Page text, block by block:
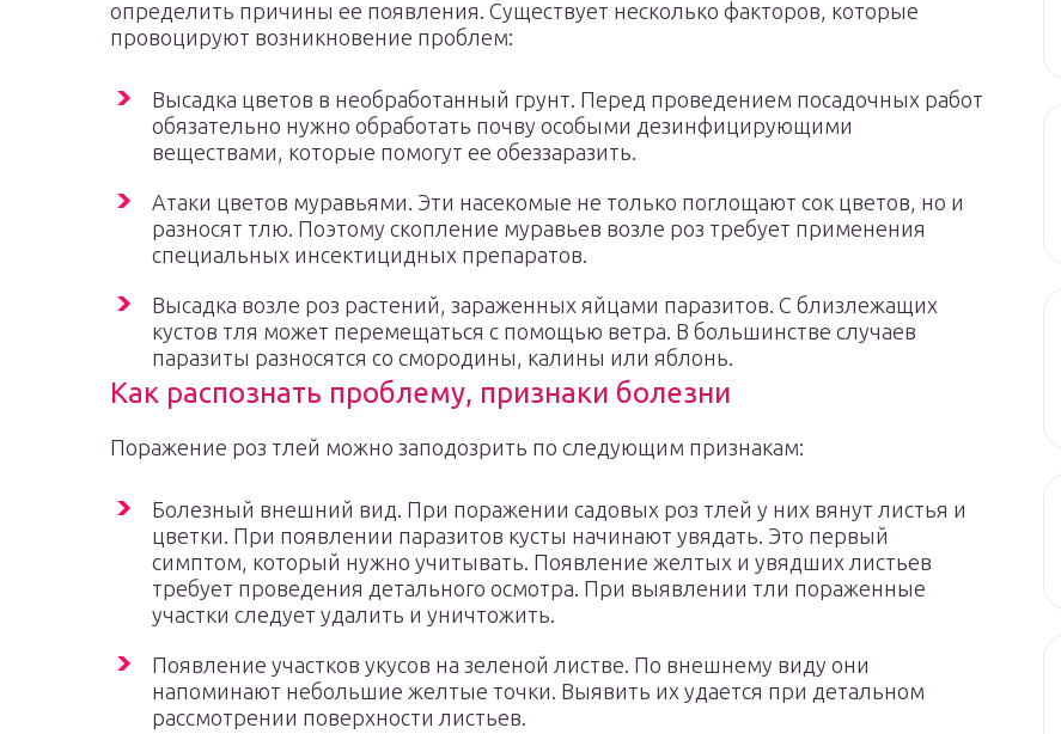
определить причины ее появления. Существует несколько факторов, которые
провоцируют возникновение проблем:
Высадка цветов в необработанный грунт. Перед проведением посадочных работ
обязательно нужно обработать почву особыми дезинфицирующими
веществами, которые помогут ее обеззаразить.
Атаки цветов муравьями. Эти насекомые не только поглощают сок цветов, но и
разносят тлю. Поэтому скопление муравьев возле роз требует применения
специальных инсектицидных препаратов.
Высадка возле роз растений, зараженных яйцами паразитов. С близлежащих
кустов тля может перемещаться с помощью ветра. В большинстве случаев
паразиты разносятся со смородины, калины или яблонь.
Как распознать проблему, признаки болезни
Поражение роз тлей можно заподозрить по следующим признакам:
Болезный внешний вид. При поражении садовых роз тлей у них вянут листья и
цветки. При появлении паразитов кусты начинают увядать. Это первый
симптом, который нужно учитывать. Появление желтых и увядших листьев
требует проведения детального осмотра. При выявлении тли пораженные
участки следует удалить и уничтожить.
Появление участков укусов на зеленой листве. По внешнему виду они
напоминают небольшие желтые точки. Выявить их удается при детальном
рассмотрении поверхности листьев.